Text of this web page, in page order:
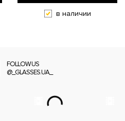
в наличии
FOLLOW US
@_GLASSES.UA_